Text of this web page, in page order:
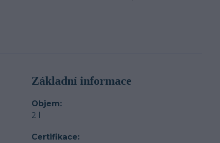
Základní informace
Objem
2 l
Certifikace